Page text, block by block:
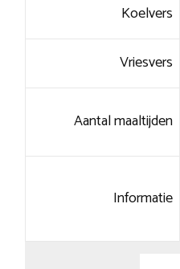
Koelvers
Vriesvers
Aantal maaltijden
Informatie